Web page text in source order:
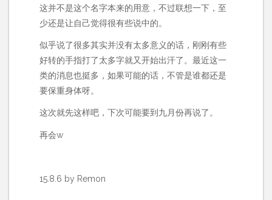
这并不是这个名字本来的用意，不过联想一下，至
少还是让自己觉得很有些说中的。
似乎说了很多其实并没有太多意义的话，刚刚有些
好转的手指打了太多字就又开始出汗了。最近这一
类的消息也挺多，如果可能的话，不管是谁都还是
要保重身体呀。
这次就先这样吧，下次可能要到九月份再说了。
再会w
15.8.6 by Remon